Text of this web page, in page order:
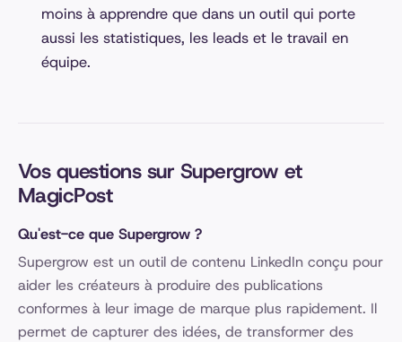
moins à apprendre que dans un outil qui porte
aussi les statistiques, les leads et le travail en
équipe.
Vos questions sur Supergrow et
MagicPost
Qu'est-ce que Supergrow ?
Supergrow est un outil de contenu LinkedIn conçu pour
aider les créateurs à produire des publications
conformes à leur image de marque plus rapidement. Il
permet de capturer des idées, de transformer des